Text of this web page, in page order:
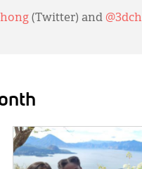
(Twitter) and
IMAGE: